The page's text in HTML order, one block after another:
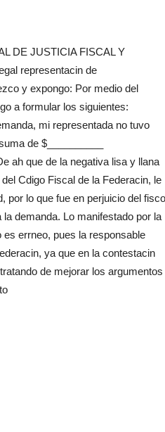
DE JUSTICIA FISCAL Y
representacin de
y expongo: Por medio del
a formular los siguientes:
mi representada no tuvo
de $__________
ah que de la negativa lisa y llana
Cdigo Fiscal de la Federacin, le
por lo que fue en perjuicio del fisco
demanda. Lo manifestado por la
errneo, pues la responsable
ya que en la contestacin
de mejorar los argumentos